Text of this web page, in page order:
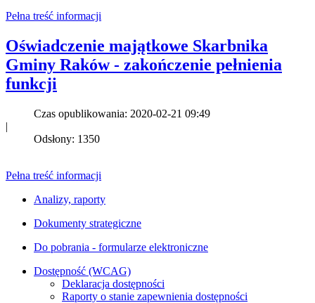
Pełna treść informacji
Oświadczenie majątkowe Skarbnika
Gminy Raków - zakończenie pełnienia
funkcji
Czas opublikowania: 2020-02-21 09:49
|
Odsłony: 1350
Pełna treść informacji
Analizy, raporty
Dokumenty strategiczne
Do pobrania - formularze elektroniczne
Dostępność (WCAG)
Deklaracja dostępności
Raporty o stanie zapewnienia dostępności